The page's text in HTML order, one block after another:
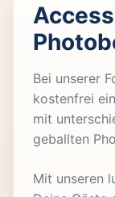
Bei unserer
kostenfrei
mit
geballten
Mit unseren